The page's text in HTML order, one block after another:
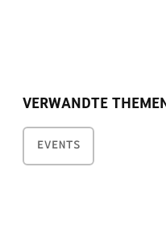
VERWANDTE
EVENTS